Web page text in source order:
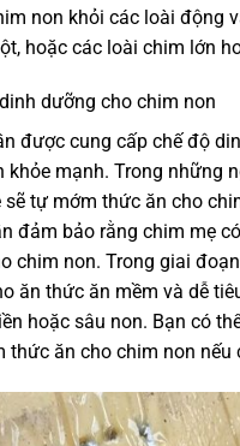
non khỏi các loài động
hoặc các loài chim lớn
dưỡng cho chim non
được cung cấp chế độ
khỏe mạnh. Trong những
sẽ tự mớm thức ăn cho
đảm bảo rằng chim mẹ
chim non. Trong giai
ăn thức ăn mềm và dễ
hoặc sâu non. Bạn có
thức ăn cho chim non nếu